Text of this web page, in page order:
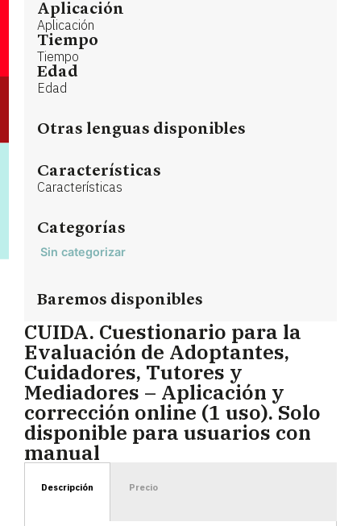
Aplicación
Aplicación
Tiempo
Tiempo
Edad
Edad
Otras lenguas disponibles
Características
Características
Categorías
Sin categorizar
Baremos disponibles
CUIDA. Cuestionario para la
Evaluación de Adoptantes,
Cuidadores, Tutores y
Mediadores – Aplicación y
corrección online (1 uso). Solo
disponible para usuarios con
manual
Descripción Precio